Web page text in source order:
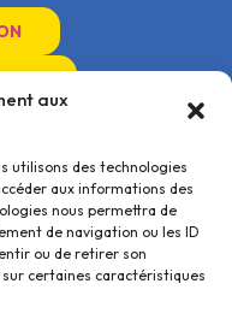
aux
utilisons des technologies
aux informations des
nous permettra de
de navigation ou les ID
ou de retirer son
certaines caractéristiques
SOMMES DISPONIBLES
ski près de Barcarès
ski près de Narbonne
ski près de Perpignan
ski près de Port-la-Nouvelle
ski près de Torreilles